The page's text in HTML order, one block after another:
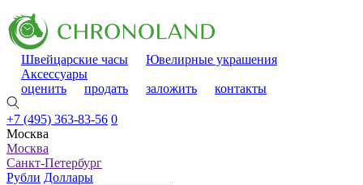
Швейцарские часы
Ювелирные украшения
Аксессуары
оценить
продать заложить контакты
+7 (495) 363-83-56 0
Москва
Москва
Санкт-Петербург
Рубли Доллары